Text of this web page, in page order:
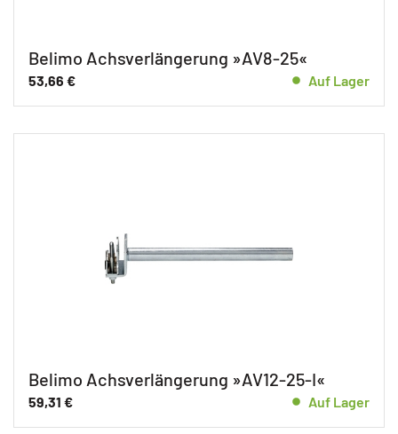
Belimo Achsverlängerung »AV8-25«
53,66 € Auf Lager
Belimo Achsverlängerung »AV12-25-I«
59,31 € Auf Lager